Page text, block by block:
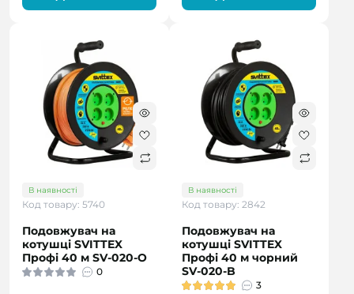
В наявності
Код товару: 5740
Подовжувач на
котушці SVITTEX
Профі 40 м SV-020-О
0
В наявності
Код товару: 2842
Подовжувач на
котушці SVITTEX
Профі 40 м чорний
SV-020-B
3